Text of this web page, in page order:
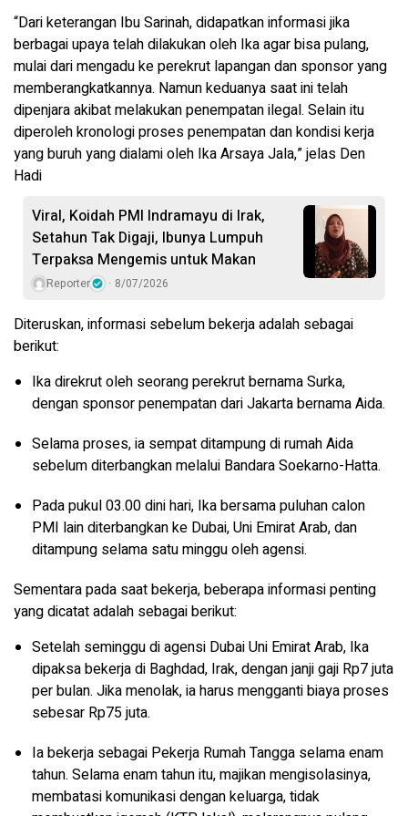
“Dari keterangan Ibu Sarinah, didapatkan informasi jika
berbagai upaya telah dilakukan oleh Ika agar bisa pulang,
mulai dari mengadu ke perekrut lapangan dan sponsor yang
memberangkatkannya. Namun keduanya saat ini telah
dipenjara akibat melakukan penempatan ilegal. Selain itu
diperoleh kronologi proses penempatan dan kondisi kerja
yang buruh yang dialami oleh Ika Arsaya Jala,” jelas Den
Hadi
Viral, Koidah PMI Indramayu di Irak,
Setahun Tak Digaji, Ibunya Lumpuh
Terpaksa Mengemis untuk Makan
Reporter 8/07/2026
Diteruskan, informasi sebelum bekerja adalah sebagai
berikut:
Ika direkrut oleh seorang perekrut bernama Surka,
dengan sponsor penempatan dari Jakarta bernama Aida.
Selama proses, ia sempat ditampung di rumah Aida
sebelum diterbangkan melalui Bandara Soekarno-Hatta.
Pada pukul 03.00 dini hari, Ika bersama puluhan calon
PMI lain diterbangkan ke Dubai, Uni Emirat Arab, dan
ditampung selama satu minggu oleh agensi.
Sementara pada saat bekerja, beberapa informasi penting
yang dicatat adalah sebagai berikut:
Setelah seminggu di agensi Dubai Uni Emirat Arab, Ika
dipaksa bekerja di Baghdad, Irak, dengan janji gaji Rp7 juta
per bulan. Jika menolak, ia harus mengganti biaya proses
sebesar Rp75 juta.
Ia bekerja sebagai Pekerja Rumah Tangga selama enam
tahun. Selama enam tahun itu, majikan mengisolasinya,
membatasi komunikasi dengan keluarga, tidak